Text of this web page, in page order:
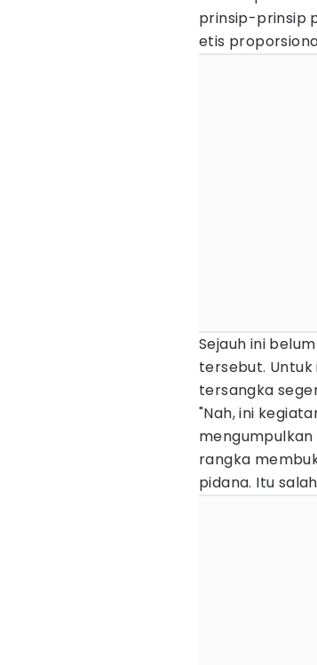
prinsip-prinsip
etis
Sejauh ini
tersebut.
tersangka
"Nah, ini
rangka
pidana. Itu